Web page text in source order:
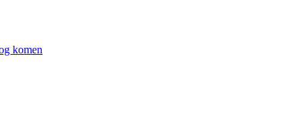
komen